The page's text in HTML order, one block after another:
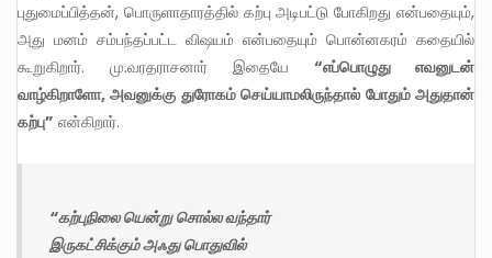
புதுமைப்பித்தன், பொருளாதாரத்தில் கற்பு அடிபட்டு போகிறது என்பதையும்,
அது மனம் சம்பந்தப்பட்ட விஷயம் என்பதையும் பொன்னகரம் கதையில்
கூறுகிறார். மு.வரதராசனார் இதையே “எப்பொழுது எவனுடன்
வாழ்கிறாளோ, அவனுக்கு துரோகம் செய்யாமலிருந்தால் போதும் அதுதான்
கற்பு” என்கிறார்.
“கற்புநிலை யென்று சொல்ல வந்தார்
இருகட்சிக்கும் அஃது பொதுவில்